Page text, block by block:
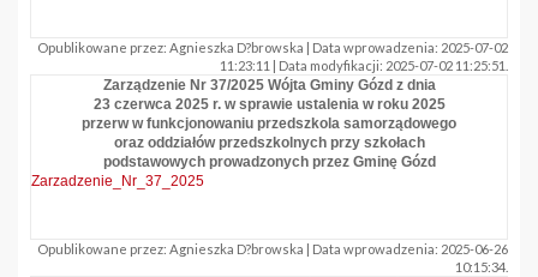
Opublikowane przez: Agnieszka D?browska | Data wprowadzenia: 2025-07-02
11:23:11 | Data modyfikacji: 2025-07-02 11:25:51.
Zarządzenie Nr 37/2025 Wójta Gminy Gózd z dnia
23 czerwca 2025 r. w sprawie ustalenia w roku 2025
przerw w funkcjonowaniu przedszkola samorządowego
oraz oddziałów przedszkolnych przy szkołach
podstawowych prowadzonych przez Gminę Gózd
Zarzadzenie_Nr_37_2025
Opublikowane przez: Agnieszka D?browska | Data wprowadzenia: 2025-06-26
10:15:34.